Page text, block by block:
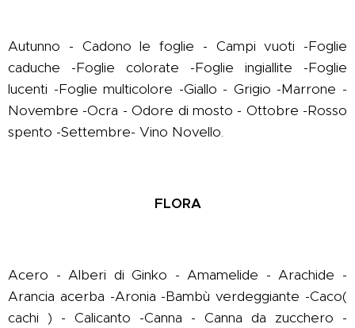
Autunno - Cadono le foglie - Campi vuoti -Foglie
caduche -Foglie colorate -Foglie ingiallite -Foglie
lucenti -Foglie multicolore -Giallo - Grigio -Marrone -
Novembre -Ocra - Odore di mosto - Ottobre -Rosso
spento -Settembre- Vino Novello.
FLORA
Acero - Alberi di Ginko - Amamelide - Arachide -
Arancia acerba -Aronia -Bambù verdeggiante -Caco(
cachi ) - Calicanto -Canna - Canna da zucchero -